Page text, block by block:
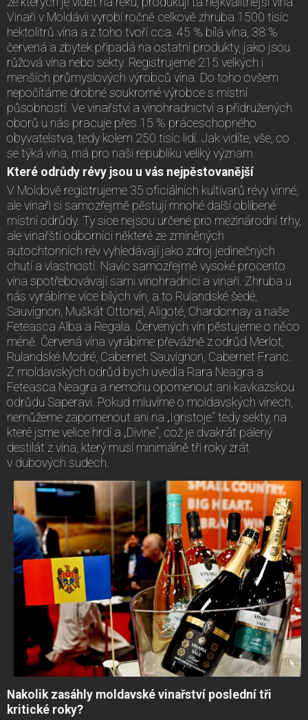
Vinaři v Moldávii vyrobí ročně celkově zhruba 1500 tisíc
hektolitrů vína a z toho tvoří cca. 45 % bílá vína, 38 %
červená a zbytek připadá na ostatní produkty, jako jsou
růžová vína nebo sekty. Registrujeme 215 velkých i
menších průmyslových výrobců vína. Do toho ovšem
nepočítáme drobné soukromé výrobce s místní
působností. Ve vinařství a vinohradnictví a přidružených
oborů u nás pracuje přes 15 % práceschopného
obyvatelstva, tedy kolem 250 tisíc lidí. Jak vidíte, vše, co
se týká vína, má pro naši republiku veliký význam.
Které odrůdy révy jsou u vás nejpěstovanější
V Moldově registrujeme 35 oficiálních kultivarů révy vinné,
ale vinaři si samozřejmě pěstují mnohé další oblíbené
místní odrůdy. Ty sice nejsou určené pro mezinárodní trhy,
ale vinařští odborníci některé ze zmíněných
autochtonních rév vyhledávají jako zdroj jedinečných
chutí a vlastností. Navíc samozřejmě vysoké procento
vína spotřebovávají sami vinohradníci a vinaři. Zhruba u
nás vyrábíme více bílých vín, a to Rulandské šedé,
Sauvignon, Muškát Ottonel, Aligoté, Chardonnay a naše
Feteasca Alba a Regala. Červených vín pěstujeme o něco
méně. Červená vína vyrábíme převážně z odrůd Merlot,
Rulandské Modré, Cabernet Sauvignon, Cabernet Franc.
Z moldavských odrůd bych uvedla Rara Neagra a
Feteasca Neagra a nemohu opomenout ani kavkazskou
odrůdu Saperavi. Pokud mluvíme o moldavských vínech,
nemůžeme zapomenout ani na „Igristoje“ tedy sekty, na
které jsme velice hrdí a „Divine“, což je dvakrát pálený
destilát z vína, který musí minimálně tři roky zrát
v dubových sudech.
Nakolik zasáhly moldavské vinařství poslední tři
kritické roky?